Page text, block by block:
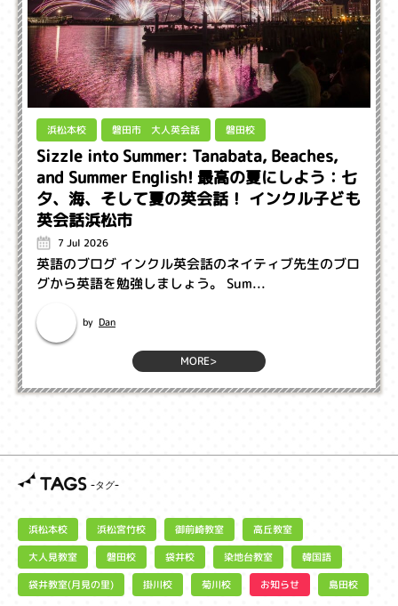
浜松本校 磐田市 大人英会話 磐田校
Sizzle into Summer: Tanabata, Beaches,
and Summer English! 最高の夏にしよう：七
夕、海、そして夏の英会話！ インクル子ども
英会話浜松市
7 Jul 2026
英語のブログ インクル英会話のネイティブ先生のブロ
グから英語を勉強しましょう。 Sum...
by Dan
MORE>
TAGS
浜松本校 浜松宮竹校 御前崎教室 高丘教室
大人見教室 磐田校 袋井校 染地台教室 韓国語
袋井教室(月見の里) 掛川校 菊川校 お知らせ 島田校